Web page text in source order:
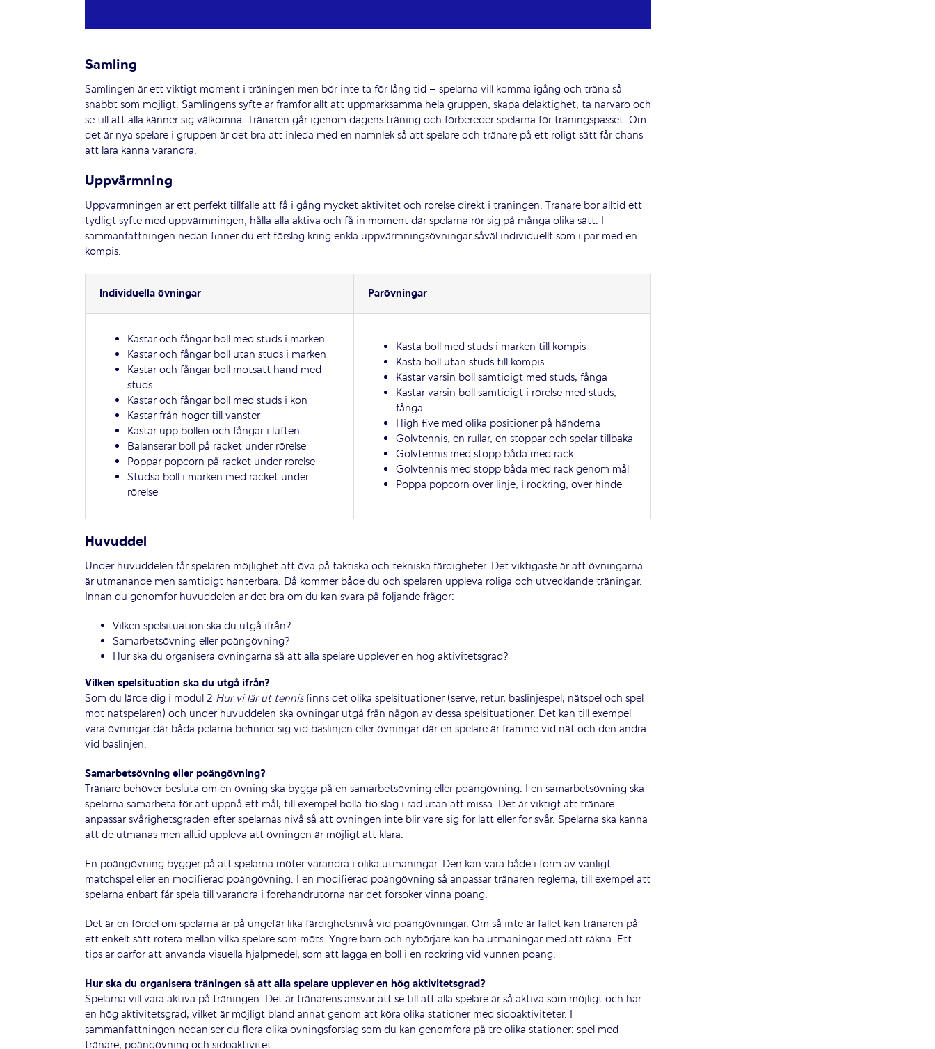
Samling
Samlingen är ett viktigt moment i träningen men bör inte ta för lång tid – spelarna vill komma igång och träna så
snabbt som möjligt. Samlingens syfte är framför allt att uppmärksamma hela gruppen, skapa delaktighet, ta närvaro och
se till att alla känner sig välkomna. Tränaren går igenom dagens träning och förbereder spelarna för träningspasset. Om
det är nya spelare i gruppen är det bra att inleda med en namnlek så att spelare och tränare på ett roligt sätt får chans
att lära känna varandra.
Uppvärmning
Uppvärmningen är ett perfekt tillfälle att få i gång mycket aktivitet och rörelse direkt i träningen. Tränare bör alltid ett
tydligt syfte med uppvärmningen, hålla alla aktiva och få in moment där spelarna rör sig på många olika sätt. I
sammanfattningen nedan finner du ett förslag kring enkla uppvärmningsövningar såväl individuellt som i par med en
kompis.
Individuella övningar Parövningar
Kastar och fångar boll med studs i marken
Kastar och fångar boll utan studs i marken
Kastar och fångar boll motsatt hand med
studs
Kastar och fångar boll med studs i kon
Kastar från höger till vänster
Kastar upp bollen och fångar i luften
Balanserar boll på racket under rörelse
Poppar popcorn på racket under rörelse
Studsa boll i marken med racket under
rörelse
Kasta boll med studs i marken till kompis
Kasta boll utan studs till kompis
Kastar varsin boll samtidigt med studs, fånga
Kastar varsin boll samtidigt i rörelse med studs,
fånga
High five med olika positioner på händerna
Golvtennis, en rullar, en stoppar och spelar tillbaka
Golvtennis med stopp båda med rack
Golvtennis med stopp båda med rack genom mål
Poppa popcorn över linje, i rockring, över hinde
Huvuddel
Under huvuddelen får spelaren möjlighet att öva på taktiska och tekniska färdigheter. Det viktigaste är att övningarna
är utmanande men samtidigt hanterbara. Då kommer både du och spelaren uppleva roliga och utvecklande träningar.
Innan du genomför huvuddelen är det bra om du kan svara på följande frågor:
Vilken spelsituation ska du utgå ifrån?
Samarbetsövning eller poängövning?
Hur ska du organisera övningarna så att alla spelare upplever en hög aktivitetsgrad?
Vilken spelsituation ska du utgå ifrån?
Som du lärde dig i modul 2 Hur vi lär ut tennisfinns det olika spelsituationer (serve, retur, baslinjespel, nätspel och spel
mot nätspelaren) och under huvuddelen ska övningar utgå från någon av dessa spelsituationer. Det kan till exempel
vara övningar där båda pelarna befinner sig vid baslinjen eller övningar där en spelare är framme vid nät och den andra
vid baslinjen.
Samarbetsövning eller poängövning?
Tränare behöver besluta om en övning ska bygga på en samarbetsövning eller poängövning. I en samarbetsövning ska
spelarna samarbeta för att uppnå ett mål, till exempel bolla tio slag i rad utan att missa. Det är viktigt att tränare
anpassar svårighetsgraden efter spelarnas nivå så att övningen inte blir vare sig för lätt eller för svår. Spelarna ska känna
att de utmanas men alltid uppleva att övningen är möjligt att klara.
En poängövning bygger på att spelarna möter varandra i olika utmaningar. Den kan vara både i form av vanligt
matchspel eller en modifierad poängövning. I en modifierad poängövning så anpassar tränaren reglerna, till exempel att
spelarna enbart får spela till varandra i forehandrutorna när det försöker vinna poäng.
Det är en fördel om spelarna är på ungefär lika färdighetsnivå vid poängövningar. Om så inte är fallet kan tränaren på
ett enkelt sätt rotera mellan vilka spelare som möts. Yngre barn och nybörjare kan ha utmaningar med att räkna. Ett
tips är därför att använda visuella hjälpmedel, som att lägga en boll i en rockring vid vunnen poäng.
Hur ska du organisera träningen så att alla spelare upplever en hög aktivitetsgrad?
Spelarna vill vara aktiva på träningen. Det är tränarens ansvar att se till att alla spelare är så aktiva som möjligt och har
en hög aktivitetsgrad, vilket är möjligt bland annat genom att köra olika stationer med sidoaktiviteter. I
sammanfattningen nedan ser du flera olika övningsförslag som du kan genomföra på tre olika stationer: spel med
tränare, poängövning och sidoaktivitet.
NATIONELLA PARTNERS